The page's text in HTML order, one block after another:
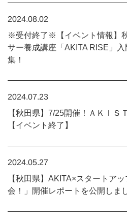
2024.08.02
※受付終了※【イベント情報】
サー養成講座「AKITA RISE」
集！
2024.07.23
【秋田県】7/25開催！ＡＫＩＳ
【イベント終了】
2024.05.27
【秋田県】AKITA×スタートア
会！」開催レポートを公開しま